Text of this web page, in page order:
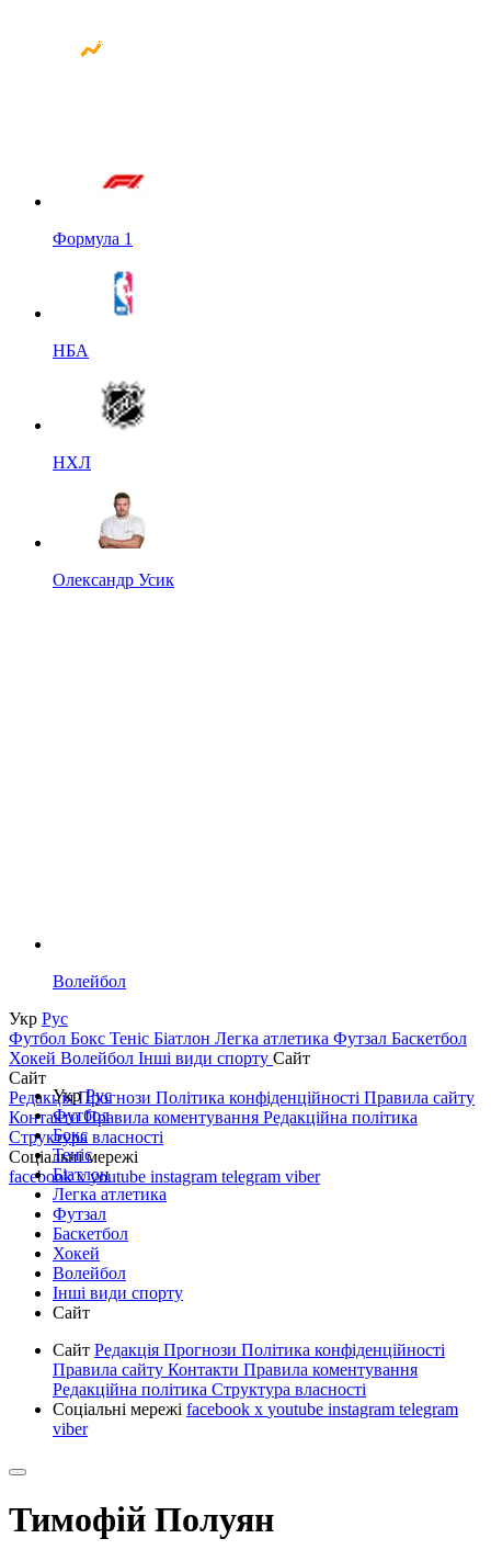
Формула 1
НБА
НХЛ
Олександр Усик
Волейбол
Укр Рус
Футбол Бокс Теніс Біатлон Легка атлетика Футзал Баскетбол
Хокей Волейбол Інші види спорту Сайт
Сайт
РедакціяПрогнози Політика конфіденційності Правила сайту
КонтактиПравила коментування Редакційна політика
Структура власності
Соціальні мережі
facebookxyoutube instagram telegram viber
УкрРус
Футбол
Бокс
Теніс
Біатлон
Легка атлетика
Футзал
Баскетбол
Хокей
Волейбол
Інші види спорту
Сайт
Сайт Редакція Прогнози Політика конфіденційності
Правила сайту Контакти Правила коментування
Редакційна політика Структура власності
Соціальні мережі facebook x youtube instagram telegram
viber
Тимофій Полуян